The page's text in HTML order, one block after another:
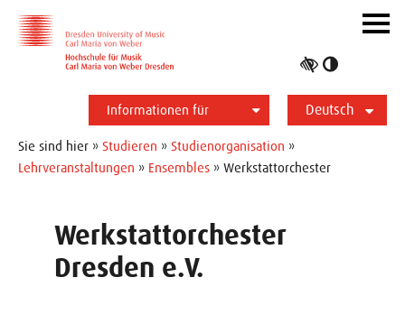
Informationen für
Studierende
Bewerber*innen
International
Presse
Alumni
Deutsch
ein-/
Sie sind hier » Studieren » Studienorganisation »
Lehrveranstaltungen » Ensembles » Werkstattorchester
Werkstattorchester
Dresden e.V.